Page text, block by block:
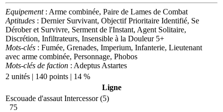
Equipement: Arme combinée, Paire de Lames de Combat
Aptitudes : Dernier Survivant, Objectif Prioritaire Identifié, Se
Dérober et Survivre, Serment de l'Instant, Agent Solitaire,
Discrétion, Infiltrateurs, Insensible à la Douleur 5+
Mots-clés : Fumée, Grenades, Imperium, Infanterie, Lieutenant
avec arme combinée, Personnage, Phobos
Mots-clés de faction : Adeptus Astartes
2 unités | 140 points | 14 %
Ligne
Escouade d'assaut Intercessor (5)
75